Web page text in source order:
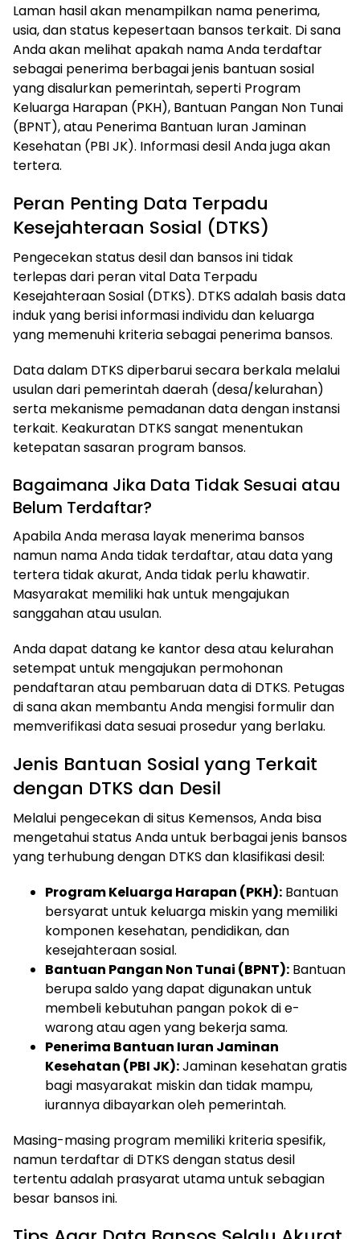
Laman hasil akan menampilkan nama penerima,
usia, dan status kepesertaan bansos terkait. Di sana
Anda akan melihat apakah nama Anda terdaftar
sebagai penerima berbagai jenis bantuan sosial
yang disalurkan pemerintah, seperti Program
Keluarga Harapan (PKH), Bantuan Pangan Non Tunai
(BPNT), atau Penerima Bantuan Iuran Jaminan
Kesehatan (PBI JK). Informasi desil Anda juga akan
tertera.
Peran Penting Data Terpadu
Kesejahteraan Sosial (DTKS)
Pengecekan status desil dan bansos ini tidak
terlepas dari peran vital Data Terpadu
Kesejahteraan Sosial (DTKS). DTKS adalah basis data
induk yang berisi informasi individu dan keluarga
yang memenuhi kriteria sebagai penerima bansos.
Data dalam DTKS diperbarui secara berkala melalui
usulan dari pemerintah daerah (desa/kelurahan)
serta mekanisme pemadanan data dengan instansi
terkait. Keakuratan DTKS sangat menentukan
ketepatan sasaran program bansos.
Bagaimana Jika Data Tidak Sesuai atau
Belum Terdaftar?
Apabila Anda merasa layak menerima bansos
namun nama Anda tidak terdaftar, atau data yang
tertera tidak akurat, Anda tidak perlu khawatir.
Masyarakat memiliki hak untuk mengajukan
sanggahan atau usulan.
Anda dapat datang ke kantor desa atau kelurahan
setempat untuk mengajukan permohonan
pendaftaran atau pembaruan data di DTKS. Petugas
di sana akan membantu Anda mengisi formulir dan
memverifikasi data sesuai prosedur yang berlaku.
Jenis Bantuan Sosial yang Terkait
dengan DTKS dan Desil
Melalui pengecekan di situs Kemensos, Anda bisa
mengetahui status Anda untuk berbagai jenis bansos
yang terhubung dengan DTKS dan klasifikasi desil:
Program Keluarga Harapan (PKH): Bantuan
bersyarat untuk keluarga miskin yang memiliki
komponen kesehatan, pendidikan, dan
kesejahteraan sosial.
Bantuan Pangan Non Tunai (BPNT): Bantuan
berupa saldo yang dapat digunakan untuk
membeli kebutuhan pangan pokok di e-
warong atau agen yang bekerja sama.
Penerima Bantuan Iuran Jaminan
Kesehatan (PBI JK):Jaminan kesehatan gratis
bagi masyarakat miskin dan tidak mampu,
iurannya dibayarkan oleh pemerintah.
Masing-masing program memiliki kriteria spesifik,
namun terdaftar di DTKS dengan status desil
tertentu adalah prasyarat utama untuk sebagian
besar bansos ini.